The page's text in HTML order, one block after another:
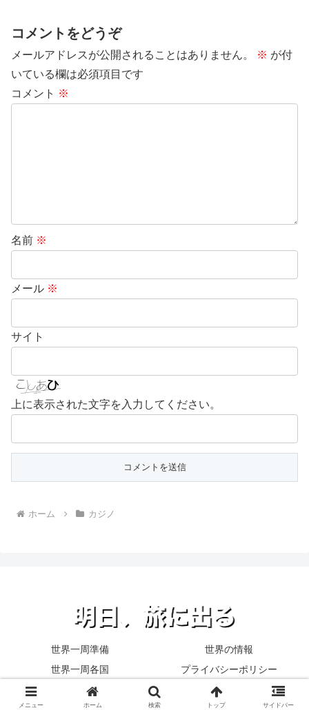
コメントをどうぞ
メールアドレスが公開されることはありません。 ※ が付
いている欄は必須項目です
コメント ※
名前 ※
メール ※
サイト
上に表示された文字を入力してください。
ホーム カジノ
世界一周準備
世界の情報
世界一周各国
プライバシーポリシー
© 2015 明日、旅に出る.
メニュー ホーム 検索 トップ サイドバー